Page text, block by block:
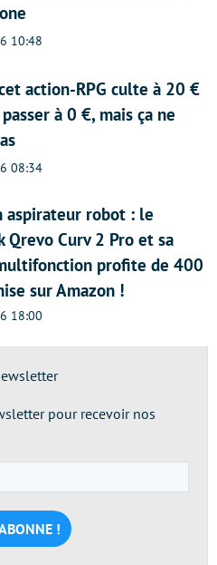
10:48
action-RPG culte à 20 €
à 0 €, mais ça ne
08:34
aspirateur robot : le
Qrevo Curv 2 Pro et sa
profite de 400
sur Amazon !
18:00
pour recevoir nos
e-
mail
*